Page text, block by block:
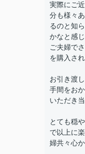
実際にご
分も様々
るのと知
かなと感じ
ご夫婦で
を購入さ
お引き渡
手間をお
いただき
とても穏
で以上に
婦共々心